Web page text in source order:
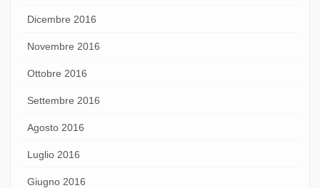
Dicembre 2016
Novembre 2016
Ottobre 2016
Settembre 2016
Agosto 2016
Luglio 2016
Giugno 2016